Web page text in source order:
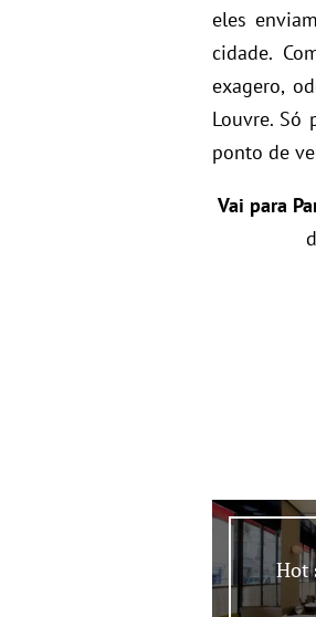
eles
cidade.
exagero,
Louvre. Só
ponto de
Vai para
Hot